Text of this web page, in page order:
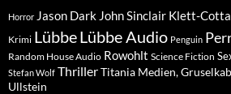
Horror Jason Dark John Sinclair Klett-Cotta
Krimi LübbeLübbe Audio Penguin
Random House Audio Rowohlt Science Fiction
Stefan Wolf ThrillerTitania Medien,
Ullstein